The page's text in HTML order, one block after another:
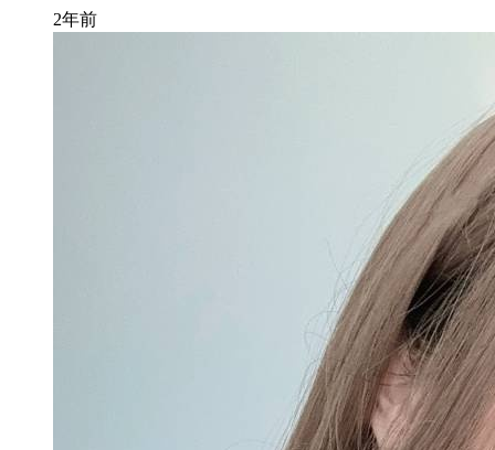
2年前